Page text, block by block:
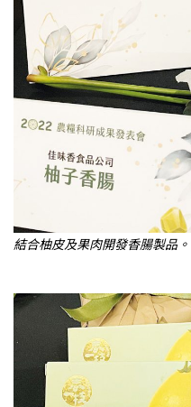
結合柚皮及果肉開發香腸製品。